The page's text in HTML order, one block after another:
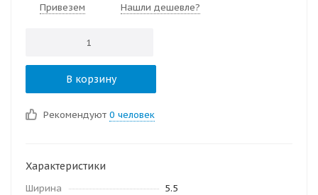
Привезем Нашли дешевле?
В корзину
Рекомендуют 0 человек
Характеристики
Ширина
5.5